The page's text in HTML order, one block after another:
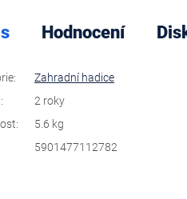
Hodnocení
:
Zahradní hadice
:
2 roky
:
5.6 kg
5901477112782